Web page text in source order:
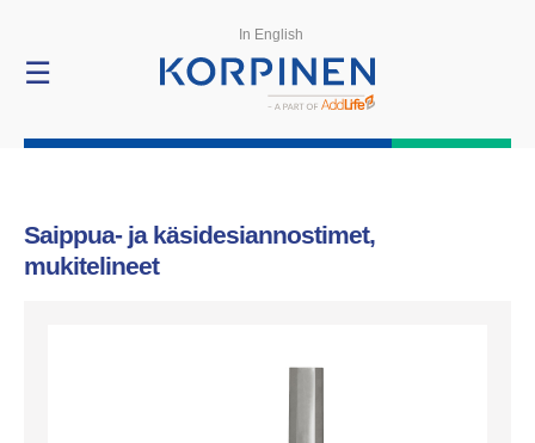
TuotteetIn English
☰
Saippua- ja käsidesiannostimet,
mukitelineet